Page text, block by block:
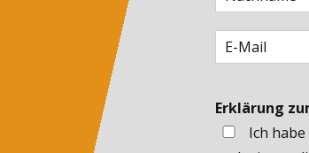
Erklärung
Ich